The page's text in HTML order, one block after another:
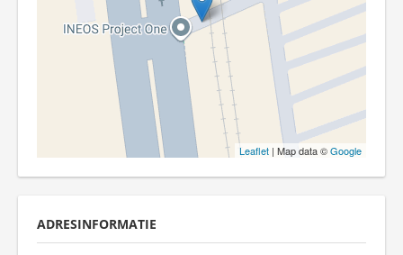
Leaflet | Map data ©Google
ADRESINFORMATIE